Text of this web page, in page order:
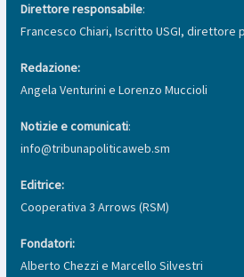
Direttore responsabile:
Francesco Chiari, Iscritto USGI, direttore
Redazione:
Angela Venturini e Lorenzo Muccioli
Notizie e comunicati:
info@tribunapoliticaweb.sm
Editrice:
Cooperativa 3 Arrows (RSM)
Fondatori:
Alberto Chezzi e Marcello Silvestri